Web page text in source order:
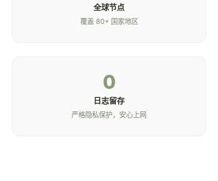
全球节点
覆盖 80+ 国家地区
0
日志留存
严格隐私保护，安心上网